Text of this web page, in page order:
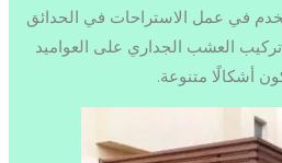
في عمل الاستراحات في الحدائق
العشب الجداري على العواميد
أشكالًا متنوعة.